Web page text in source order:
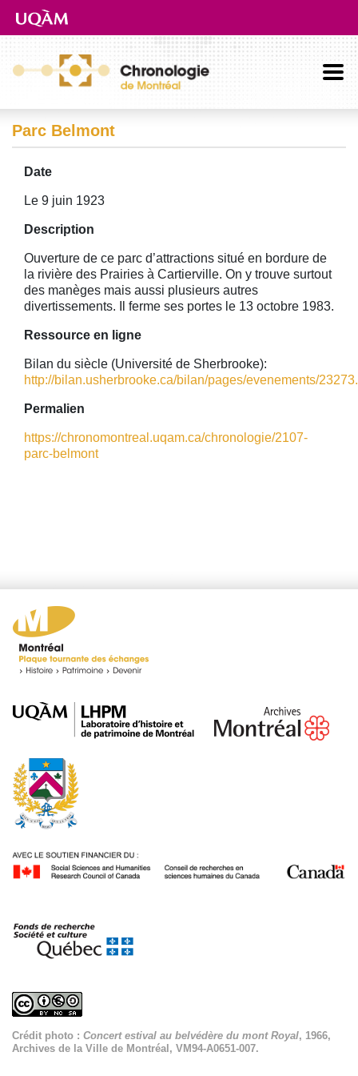
Aller directement au contenu principal
Parc Belmont
Date
Le 9 juin 1923
Description
Ouverture de ce parc d’attractions situé en bordure de
la rivière des Prairies à Cartierville. On y trouve surtout
des manèges mais aussi plusieurs autres
divertissements. Il ferme ses portes le 13 octobre 1983.
Ressource en ligne
Bilan du siècle (Université de Sherbrooke):
http://bilan.usherbrooke.ca/bilan/pages/evenements/
Permalien
https://chronomontreal.uqam.ca/chronologie/2107-
parc-belmont
Crédit photo : Concert estival au belvédère du mont Royal, 1966,
Archives de la Ville de Montréal, VM94-A0651-007.